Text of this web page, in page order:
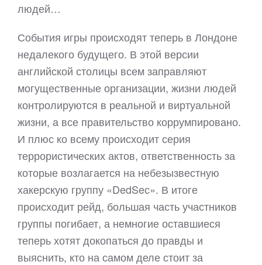
людей…
События игры происходят теперь в Лондоне
недалекого будущего. В этой версии
английской столицы всем заправляют
могущественные организации, жизни людей
контролируются в реальной и виртуальной
жизни, а все правительство коррумпировано.
И плюс ко всему происходит серия
террористических актов, ответственность за
которые возлагается на небезызвестную
хакерскую группу «DedSeс». В итоге
происходит рейд, большая часть участников
группы погибает, а немногие оставшиеся
теперь хотят докопаться до правды и
выяснить, кто на самом деле стоит за